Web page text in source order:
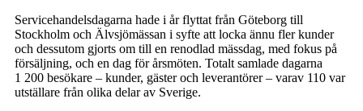
Servicehandelsdagarna hade i år flyttat från Göteborg till
Stockholm och Älvsjömässan i syfte att locka ännu fler kunder
och dessutom gjorts om till en renodlad mässdag, med fokus på
försäljning, och en dag för årsmöten. Totalt samlade dagarna
1 200 besökare – kunder, gäster och leverantörer – varav 110 var
utställare från olika delar av Sverige.